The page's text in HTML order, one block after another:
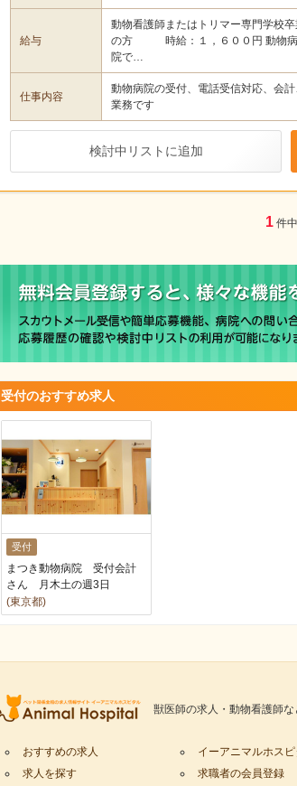
給与
動物看護師またはトリマー専門学校
の方 時給：１，６００円 動物病
院で…
仕事内容
動物病院の受付、電話受信対応、会
業務です
検討中リストに追加
1 件中
受付のおすすめ求人
受付
まつき動物病院 受付会計
さん 月木土の週3日
(東京都)
獣医師の求人・動物看護師
おすすめの求人
求人を探す
イーアニマルホス
求職者の会員登録